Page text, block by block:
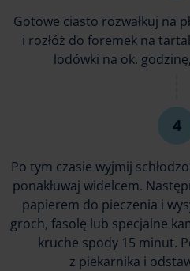
Gotowe ciasto rozwałkuj na
i rozłóż do foremek na
lodówki na ok.
Po tym czasie wyjmij
ponakłuwaj widelcem.
papierem do pieczenia i
groch, fasolę lub specjalne
kruche spody 15 minut.
z piekarnika i